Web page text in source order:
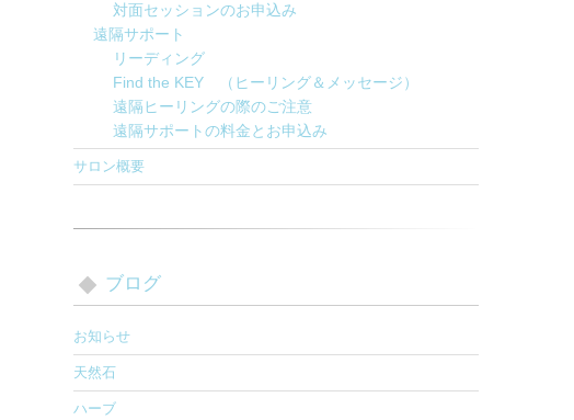
対面セッションのお申込み
遠隔サポート
リーディング
Find the KEY （ヒーリング＆メッセージ）
遠隔ヒーリングの際のご注意
遠隔サポートの料金とお申込み
サロン概要
ブログ
お知らせ
天然石
ハーブ